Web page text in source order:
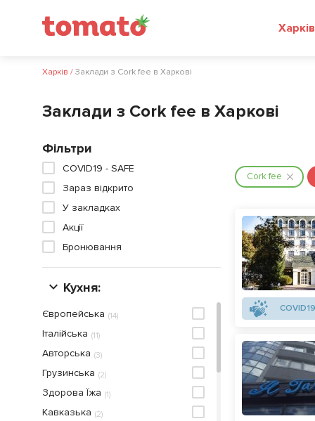
Харків
Харків / Заклади з Сork fee в Харкові
Заклади з Сork fee в Харкові
Фільтри
COVID19 - SAFE
Зараз відкрито
У закладках
Акції
Бронювання
Кухня:
(14)
Європейська
(11)
Італійська
(3)
Авторська
(2)
Грузинська
(1)
Здорова Їжа
(2)
Кавказька
Сork fee